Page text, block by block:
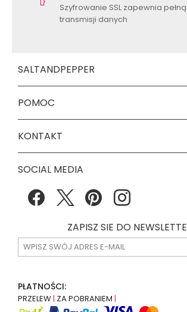
Szyfrowanie SSL zapewnia
transmisji danych
SALTANDPEPPER
POMOC
KONTAKT
SOCIAL MEDIA
ZAPISZ SIE DO
PŁATNOŚCI:
PRZELEW | ZA POBRANIEM |